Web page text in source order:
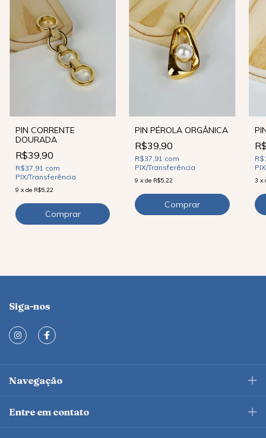
PIN CORRENTE
DOURADA
R$39,90
R$37,91 com
PIX/Transferência
9 x de R$5,22
PIN PÉROLA ORGÂNICA
R$39,90
R$37,91 com
PIX/Transferência
9 xde R$5,22 3 x
Siga-nos
Navegação
Entre em contato